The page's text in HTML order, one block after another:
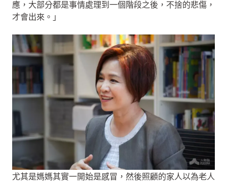
應，大部分都是事情處理到一個階段之後，不捨的悲傷，
才會出來。」
尤其是媽媽其實一開始是感冒，然後照顧的家人以為老人